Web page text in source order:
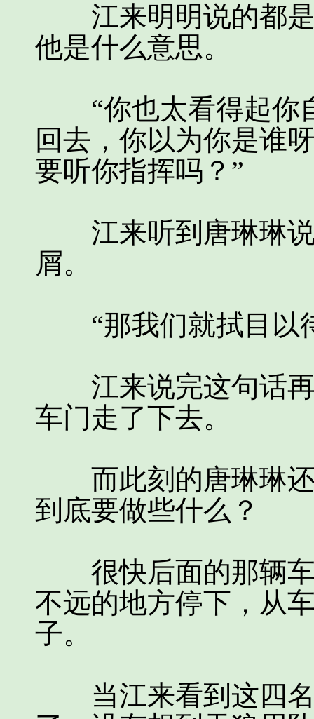
江来明明说的都是
他是什么意思。
“你也太看得起你
回去，你以为你是谁
要听你指挥吗？”
江来听到唐琳琳说
屑。
“那我们就拭目以
江来说完这句话再
车门走了下去。
而此刻的唐琳琳还
到底要做些什么？
很快后面的那辆车
不远的地方停下，从
子。
当江来看到这四名